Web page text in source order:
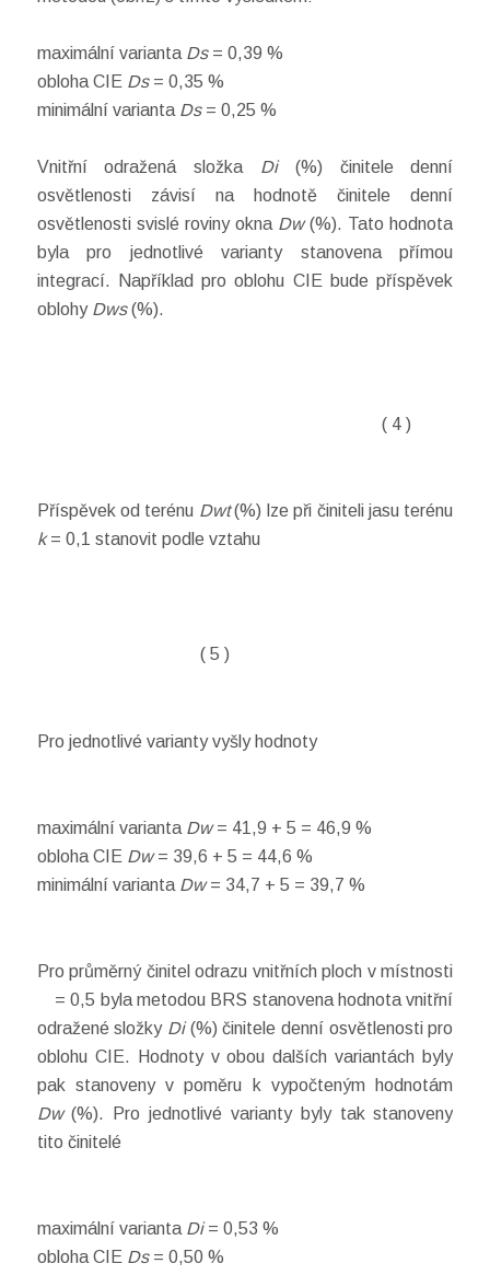
maximální varianta Ds = 0,39 %
obloha CIE Ds= 0,35 %
minimální varianta Ds= 0,25 %
Vnitřní odražená složka Di(%) činitele denní
osvětlenosti závisí na hodnotě činitele denní
osvětlenosti svislé roviny okna Dw(%). Tato hodnota
byla pro jednotlivé varianty stanovena přímou
integrací. Například pro oblohu CIE bude příspěvek
oblohy Dws(%).
( 4 )
Příspěvek od terénu Dwt(%) lze při činiteli jasu terénu
k= 0,1 stanovit podle vztahu
( 5 )
Pro jednotlivé varianty vyšly hodnoty
maximální varianta Dw= 41,9 + 5 = 46,9 %
obloha CIE Dw= 39,6 + 5 = 44,6 %
minimální varianta Dw= 34,7 + 5 = 39,7 %
Pro průměrný činitel odrazu vnitřních ploch v místnosti
= 0,5 byla metodou BRS stanovena hodnota vnitřní
odražené složky Di(%) činitele denní osvětlenosti pro
oblohu CIE. Hodnoty v obou dalších variantách byly
pak stanoveny v poměru k vypočteným hodnotám
Dw(%). Pro jednotlivé varianty byly tak stanoveny
tito činitelé
maximální varianta Di= 0,53 %
obloha CIE Ds= 0,50 %